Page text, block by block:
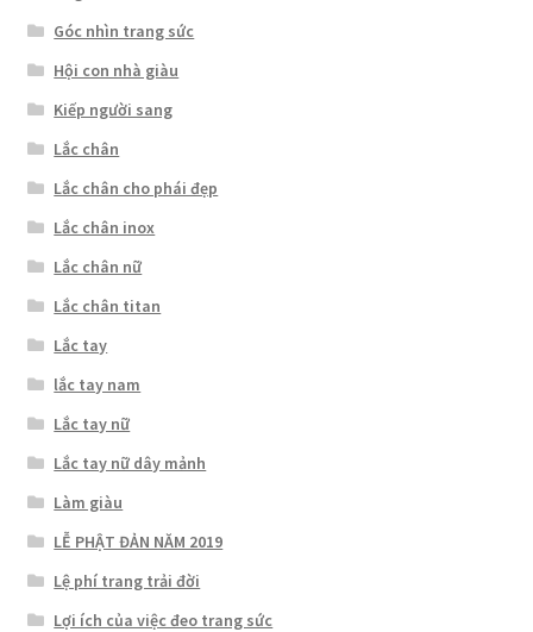
Góc nhìn trang sức
Hội con nhà giàu
Kiếp người sang
Lắc chân
Lắc chân cho phái đẹp
Lắc chân inox
Lắc chân nữ
Lắc chân titan
Lắc tay
lắc tay nam
Lắc tay nữ
Lắc tay nữ dây mảnh
Làm giàu
LỄ PHẬT ĐẢN NĂM 2019
Lệ phí trang trải đời
Lợi ích của việc đeo trang sức